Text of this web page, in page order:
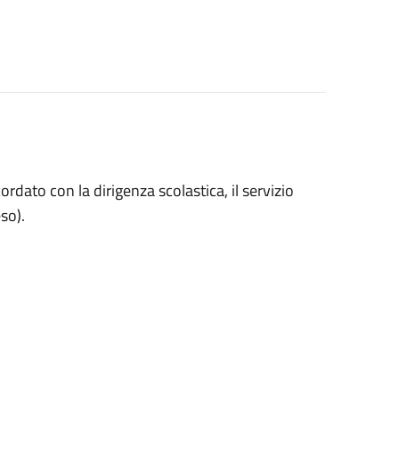
con la dirigenza scolastica, il servizio